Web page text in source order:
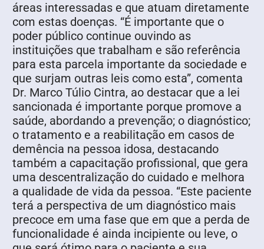
áreas interessadas e que atuam diretamente
com estas doenças. “É importante que o
poder público continue ouvindo as
instituições que trabalham e são referência
para esta parcela importante da sociedade e
que surjam outras leis como esta”, comenta
Dr. Marco Túlio Cintra, ao destacar que a lei
sancionada é importante porque promove a
saúde, abordando a prevenção; o diagnóstico;
o tratamento e a reabilitação em casos de
demência na pessoa idosa, destacando
também a capacitação profissional, que gera
uma descentralização do cuidado e melhora
a qualidade de vida da pessoa. “Este paciente
terá a perspectiva de um diagnóstico mais
precoce em uma fase que em que a perda de
funcionalidade é ainda incipiente ou leve, o